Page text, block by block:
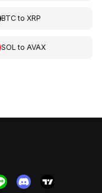
BTCto XRP
SOL to AVAX